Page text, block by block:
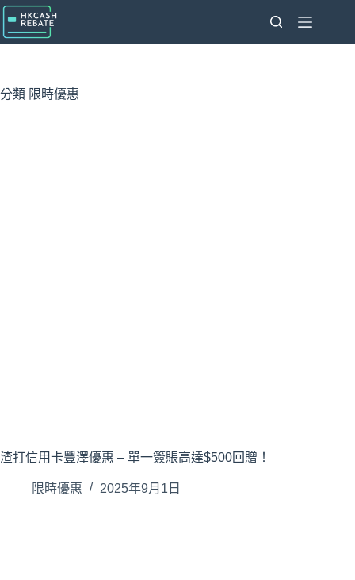
跳
至
主
內
分類 限時優惠
渣打信用卡豐澤優惠 – 單一簽賬高達$500回贈！
限時優惠 2025年9月1日